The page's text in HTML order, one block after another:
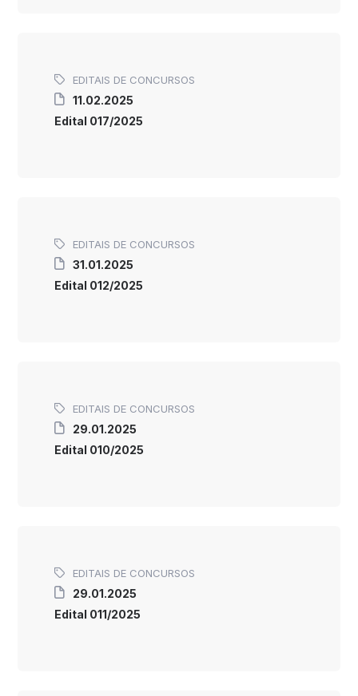
EDITAIS DE CONCURSOS
11.02.2025
Edital 017/2025
EDITAIS DE CONCURSOS
31.01.2025
Edital 012/2025
EDITAIS DE CONCURSOS
29.01.2025
Edital 010/2025
EDITAIS DE CONCURSOS
29.01.2025
Edital 011/2025